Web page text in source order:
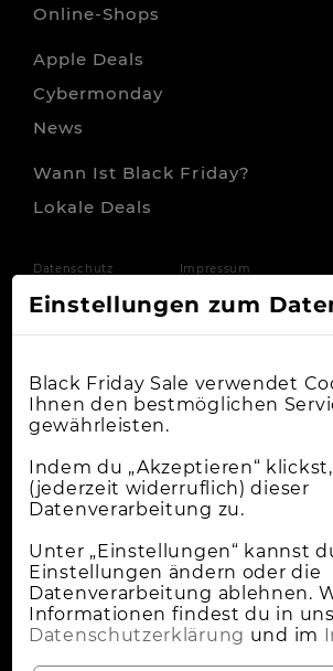
Online-Shops
Apple Deals
Cybermonday
News
Wann Ist Black Friday?
Lokale Deals
Datenschutz Impressum
Einstellungen zum
Black Friday Sale verwendet
Ihnen den bestmöglichen
gewährleisten.
Indem du „Akzeptieren“
(jederzeit widerruflich) dieser
Datenverarbeitung zu.
Unter „Einstellungen“ kannst
Einstellungen ändern oder die
Datenverarbeitung ablehnen.
Informationen findest du in
Datenschutzerklärung und im